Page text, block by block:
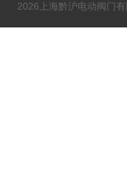
2026上海黔沪电动阀门